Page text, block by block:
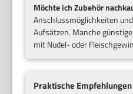
Möchte ich Zubehör
Anschlussmöglichkeiten
Aufsätzen. Manche
mit Nudel- oder
Praktische Empfehlungen